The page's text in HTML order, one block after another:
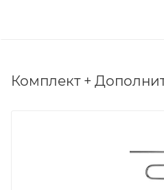
Комплект +